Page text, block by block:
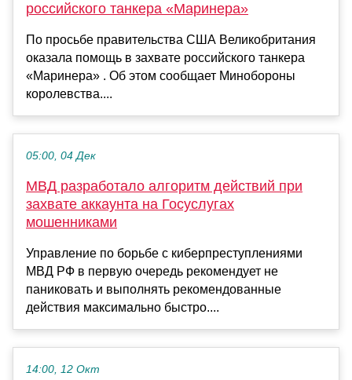
российского танкера «Маринера»
По просьбе правительства США Великобритания
оказала помощь в захвате российского танкера
«Маринера» . Об этом сообщает Минобороны
королевства....
05:00, 04 Дек
МВД разработало алгоритм действий при
захвате аккаунта на Госуслугах
мошенниками
Управление по борьбе с киберпреступлениями
МВД РФ в первую очередь рекомендует не
паниковать и выполнять рекомендованные
действия максимально быстро....
14:00, 12 Окт